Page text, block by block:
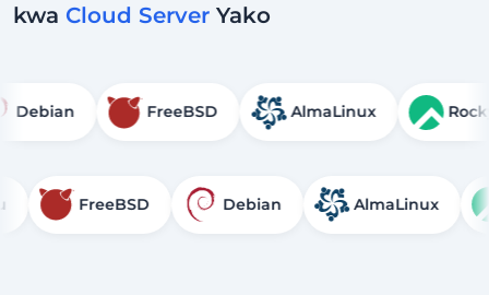
kwa Cloud Server Yako
Debian FreeBSD AlmaLinux
FreeBSD Debian AlmaLinux